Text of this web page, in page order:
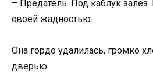
– Предатель. Под каблук залез.
своей жадностью.
Она гордо удалилась, громко
дверью.